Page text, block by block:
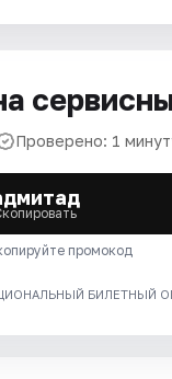
Проверено: 1
промокод
БИЛЕТНЫЙ